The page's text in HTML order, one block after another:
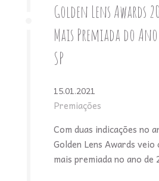
Golden Lens Awards
Mais Premiada do
SP
15.01.2021
Premiações
Com duas indicações no
Golden Lens Awards
mais premiada no ano de